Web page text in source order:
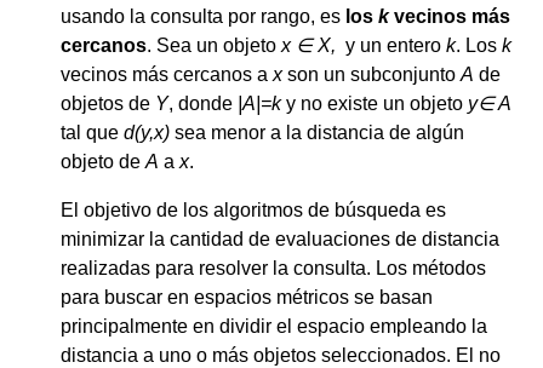
usando la consulta por rango, es los kvecinos más
cercanos. Sea un objetox ∈X, y un entero k. Los k
vecinos más cercanos axson un subconjuntoA de
objetos de Y, donde |A|=ky no existe un objeto y∈A
tal que d(y,x) sea menor a la distancia de algún
objeto deA ax.
El objetivo de los algoritmos de búsqueda es
minimizar la cantidad de evaluaciones de distancia
realizadas para resolver la consulta. Los métodos
para buscar en espacios métricos se basan
principalmente en dividir el espacio empleando la
distancia a uno o más objetos seleccionados. El no